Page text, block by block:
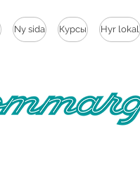
Ny sida Курсы Hyr lokal